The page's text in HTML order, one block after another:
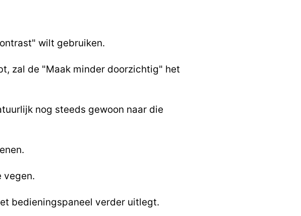
wilt gebruiken.
zal de "Maak minder doorzichtig" het
nog steeds gewoon naar die
vegen.
bedieningspaneel verder uitlegt.